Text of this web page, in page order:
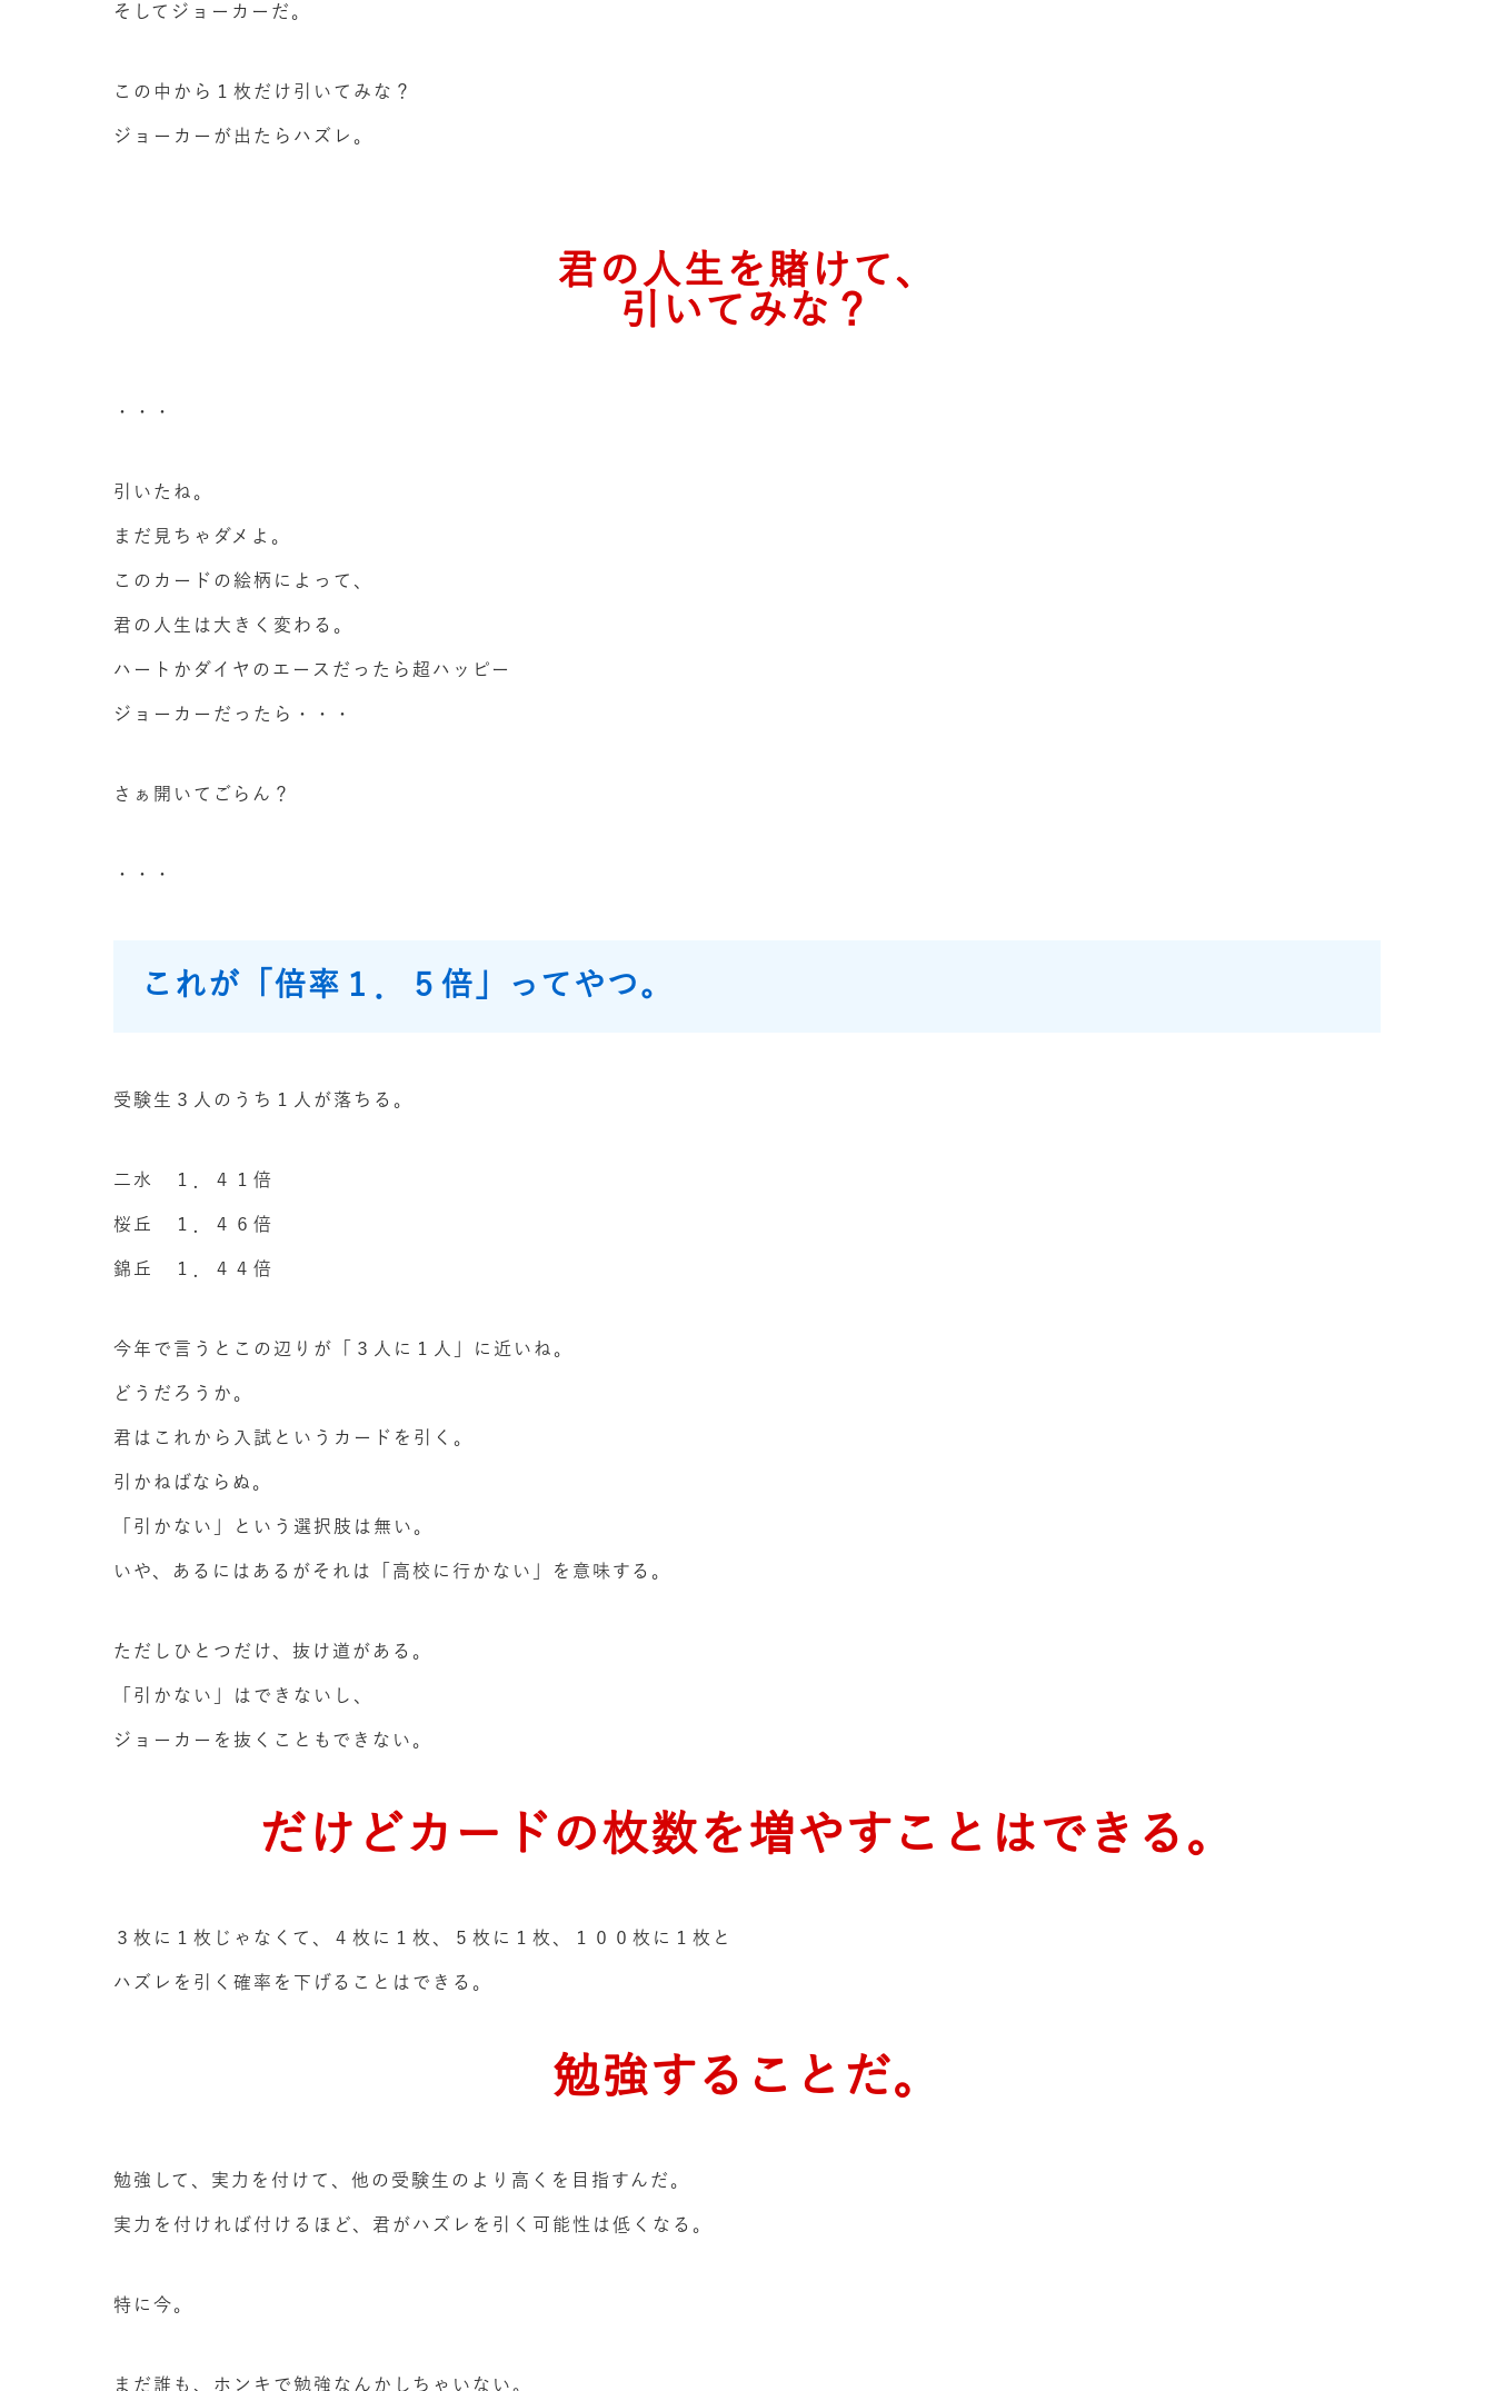
そしてジョーカーだ。
この中から１枚だけ引いてみな？
ジョーカーが出たらハズレ。
君の人生を賭けて、
引いてみな？
・・・
引いたね。
まだ見ちゃダメよ。
このカードの絵柄によって、
君の人生は大きく変わる。
ハートかダイヤのエースだったら超ハッピー
ジョーカーだったら・・・
さぁ開いてごらん？
・・・
これが「倍率１．５倍」ってやつ。
受験生３人のうち１人が落ちる。
二水 １．４１倍
桜丘 １．４６倍
錦丘 １．４４倍
今年で言うとこの辺りが「３人に１人」に近いね。
どうだろうか。
君はこれから入試というカードを引く。
引かねばならぬ。
「引かない」という選択肢は無い。
いや、あるにはあるがそれは「高校に行かない」を意味する。
ただしひとつだけ、抜け道がある。
「引かない」はできないし、
ジョーカーを抜くこともできない。
だけどカードの枚数を増やすことはできる。
３枚に１枚じゃなくて、４枚に１枚、５枚に１枚、１００枚に１枚と
ハズレを引く確率を下げることはできる。
勉強することだ。
勉強して、実力を付けて、他の受験生のより高くを目指すんだ。
実力を付ければ付けるほど、君がハズレを引く可能性は低くなる。
特に今。
まだ誰も、ホンキで勉強なんかしちゃいない。